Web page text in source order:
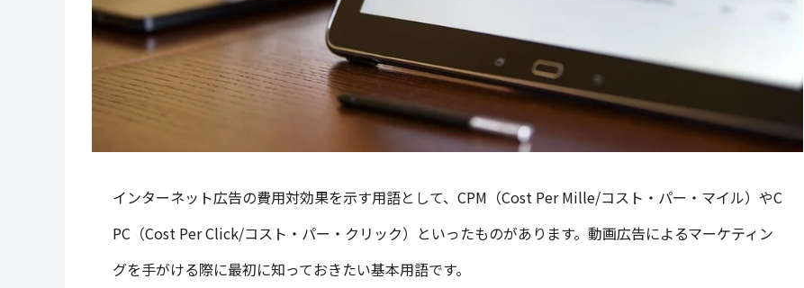
インターネット広告の費用対効果を示す用語として、CPM（Cost Per Mille/コスト・パー・マイル）やC
PC（Cost Per Click/コスト・パー・クリック）といったものがあります。動画広告によるマーケティン
グを手がける際に最初に知っておきたい基本用語です。